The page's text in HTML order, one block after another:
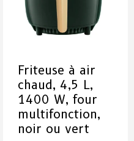
Friteuse à air
chaud, 4,5 L,
1400 W, four
multifonction,
noir ou vert